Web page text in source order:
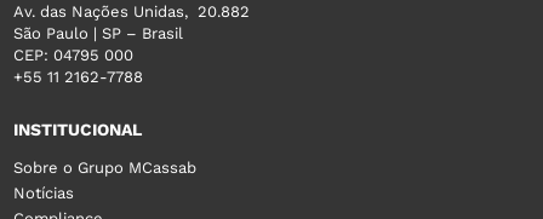
Av. das Nações Unidas, 20.882
São Paulo | SP – Brasil
CEP: 04795 000
+55 11 2162-7788
INSTITUCIONAL
Sobre o Grupo MCassab
Notícias